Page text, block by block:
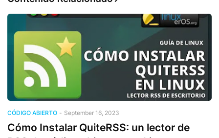
CÓDIGO ABIERTO - September 16, 2023
Cómo Instalar QuiteRSS: un lector de